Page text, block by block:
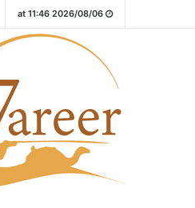
2026/08/06 at 11:46